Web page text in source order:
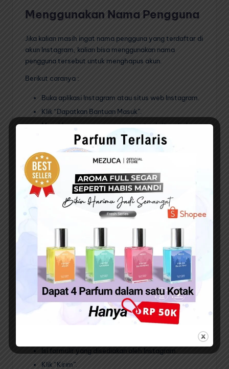
Menggunakan Nama Pengguna
Jika kalian masih ingat nama pengguna yang terdaftar di
akun Instagram, kalian bisa menggunakan nama
pengguna tersebut untuk menghapus akun.
Berikut caranya :
Buka aplikasi Instagram atau situs web Instagram.
Klik “Dapatkan Bantuan Masuk”.
Masukkan nama pengguna yang terdaftar di akun
Instagram kita.
Klik “Lanjutkan”.
Ikuti saja langkah-langkah yang diminta oleh pihak
Instagram untuk menghapus akun kalian.
Menghubungi Instagram
sandi dan email” diatas. Dimana meminta bantuan pihak
Instagram adalah cara terbaik dan terakhir untuk bisa
menghapus akun IG kalian.
Berikut langkah-langkahnya :
Buka situs web Instagram.
Isi formulir yang disediakan oleh Instagram.
Klik “Kirim”.